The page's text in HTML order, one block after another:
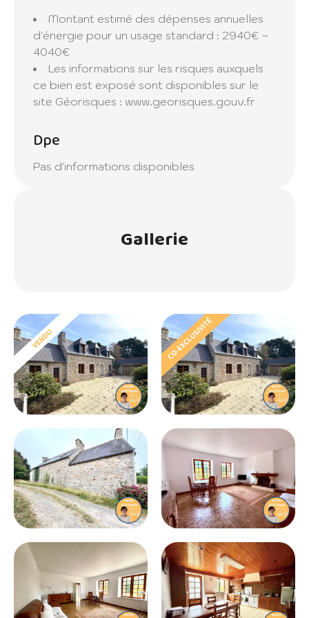
professionnelle CPI 5908 2022 000 000
003 délivrée par le CCI Grand Lille - SIRET
91490596300023
Prix 257 000€ FAI (honoraires charges
acquéreurs)
Honoraires TTC : 4,89 % soit 12 000€
Date de réalisation du diagnostic :
Les informations sur les risques auxquels ce
Montant estimé des dépenses annuelles
d'énergie pour un usage standard : 2940€ ~
4040€
Les informations sur les risques auxquels
ce bien est exposé sont disponibles sur le
site Géorisques : www.georisques.gouv.fr
Dpe
Pas d'informations disponibles
Gallerie